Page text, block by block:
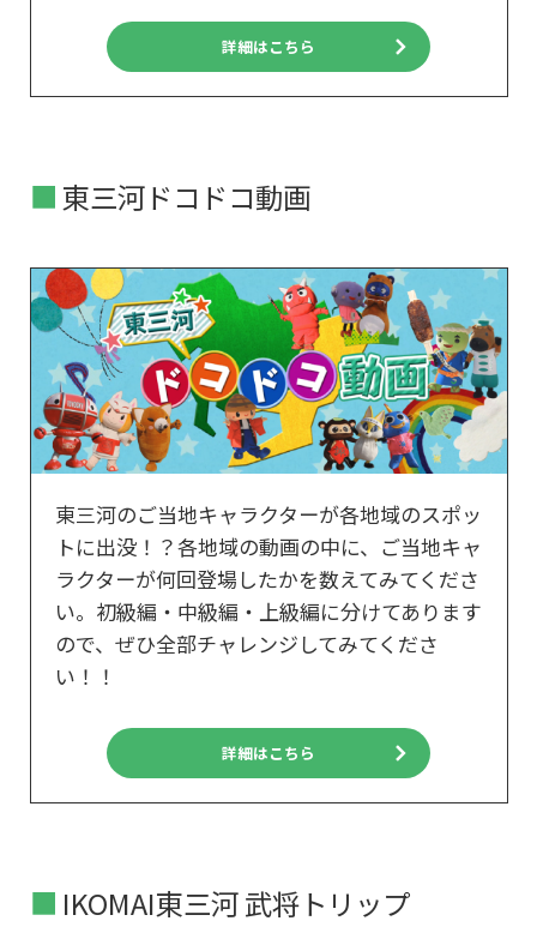
詳細はこちら
東三河ドコドコ動画
東三河のご当地キャラクターが各地域のスポッ
トに出没！？各地域の動画の中に、ご当地キャ
ラクターが何回登場したかを数えてみてくださ
い。初級編・中級編・上級編に分けてあります
ので、ぜひ全部チャレンジしてみてくださ
い！！
詳細はこちら
IKOMAI東三河 武将トリップ